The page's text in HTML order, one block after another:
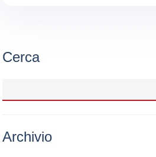
Cerca
Archivio